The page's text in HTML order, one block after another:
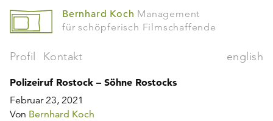
Bernhard Koch Management
für schöpferisch Filmschaffende
Profil Kontakt english
Polizeiruf Rostock – Söhne Rostocks
Februar 23, 2021
Von Bernhard Koch